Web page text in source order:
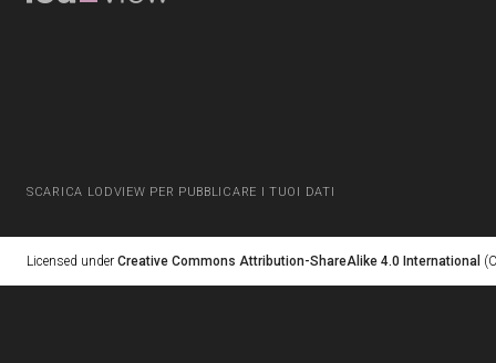
SCARICA LODVIEW PER PUBBLICARE I TUOI DATI
Licensed under Creative Commons Attribution-ShareAlike 4.0 International